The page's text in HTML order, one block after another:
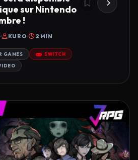
sur Nintendo
!
KURO 2 MIN
GAMES SWITCH